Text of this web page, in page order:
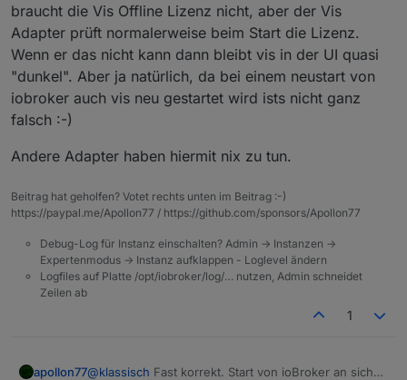
Viss offline Lizenz war mir neu. Habe jetzt dazu
https://forum.iobroker.net/topic/46334/neue-vis-
offline-lizenz-für-die-private-nutzung
gefunden.
Habe ich das richtig verstanden:
Bei jedem Start von
ioBroker
Vis Adapter
wird ein Internet-Zugang benötigt, damit VIS
funktioniert? Ich folgere bzw. vermute:
oder VIS-Adapter neu gestartet wird? Danach
Verbindung vorhanden UND VIS Adapter neu
gestartet wird.
Andere Komponenten wie History und FLOT
sind davon nicht betroffen?
braucht die Vis Offline Lizenz nicht, aber der Vis
Adapter prüft normalerweise beim Start die Lizenz.
Wenn er das nicht kann dann bleibt vis in der UI quasi
"dunkel". Aber ja natürlich, da bei einem neustart von
iobroker auch vis neu gestartet wird ists nicht ganz
falsch :-)
Andere Adapter haben hiermit nix zu tun.
Beitrag hat geholfen? Votet rechts unten im Beitrag :-)
https://paypal.me/Apollon77 / https://github.com/sponsors/Apollon77
Debug-Log für Instanz einschalten? Admin -> Instanzen ->
Expertenmodus -> Instanz aufklappen - Loglevel ändern
Logfiles auf Platte /opt/iobroker/log/… nutzen, Admin schneidet
Zeilen ab
1
apollon77@klassisch Fast korrekt. Start von ioBroker an sich